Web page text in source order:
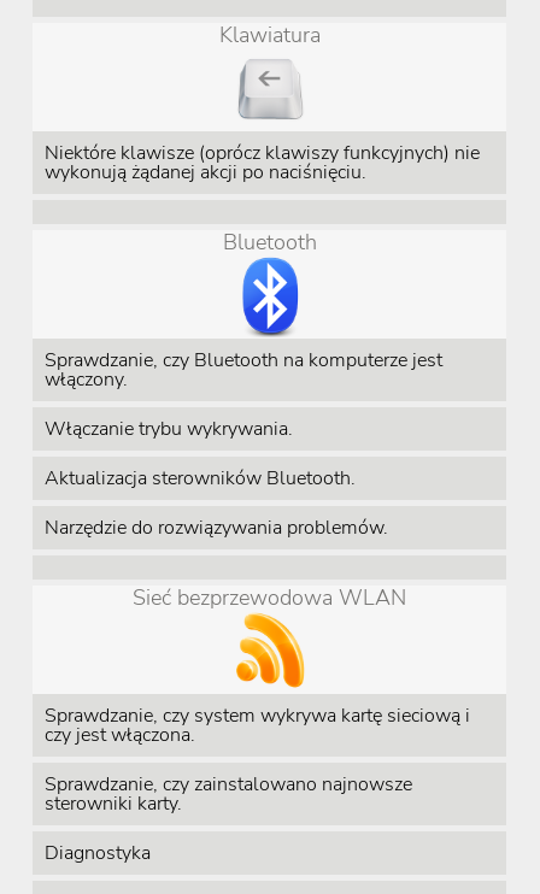
Klawiatura
Niektóre klawisze (oprócz klawiszy funkcyjnych) nie
wykonują żądanej akcji po naciśnięciu.
Bluetooth
Sprawdzanie, czy Bluetooth na komputerze jest
włączony.
Włączanie trybu wykrywania.
Aktualizacja sterowników Bluetooth.
Narzędzie do rozwiązywania problemów.
Sieć bezprzewodowa WLAN
Sprawdzanie, czy system wykrywa kartę sieciową i
czy jest włączona.
Sprawdzanie, czy zainstalowano najnowsze
sterowniki karty.
Diagnostyka